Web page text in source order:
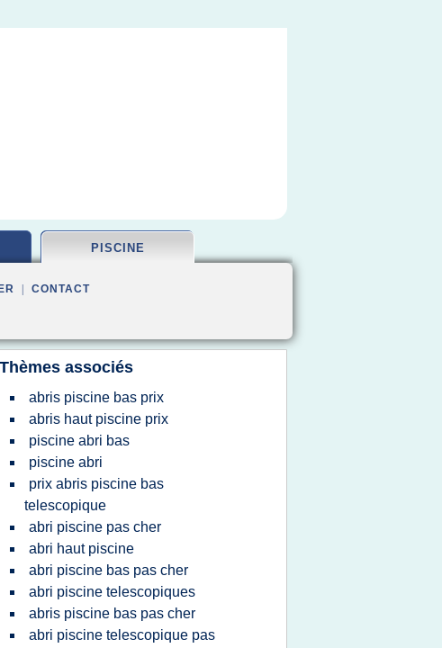
PISCINE
CONTACT
Thèmes associés
abris piscine bas prix
abris haut piscine prix
piscine abri bas
piscine abri
prix abris piscine bas
telescopique
abri piscine pas cher
abri haut piscine
abri piscine bas pas cher
abri piscine telescopiques
abris piscine bas pas cher
abri piscine telescopique pas